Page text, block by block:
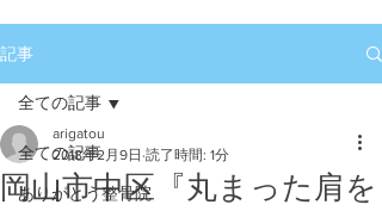
記事
全ての記事
ありがとう整骨院
全ての記事
岡山市中区『丸まった肩を
arigatou
2018年2月9日 読了時間: 1分